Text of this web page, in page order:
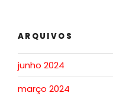
ARQUIVOS
junho 2024
março 2024